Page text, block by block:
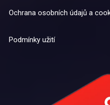
Ochrana osobních údajů a
Podmínky užití